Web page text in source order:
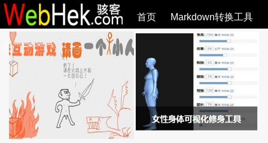
首页 Markdown转换工具
必观作品 SVG教程 SVG手册 全部文章